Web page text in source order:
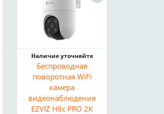
Наличие уточняйте
Беспроводная
поворотная WiFi
камера
видеонаблюдения
EZVIZ H8c PRO 2K